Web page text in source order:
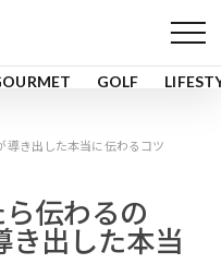
GOLF
き出した本当に伝わるコツ
伝わるの
出した本当